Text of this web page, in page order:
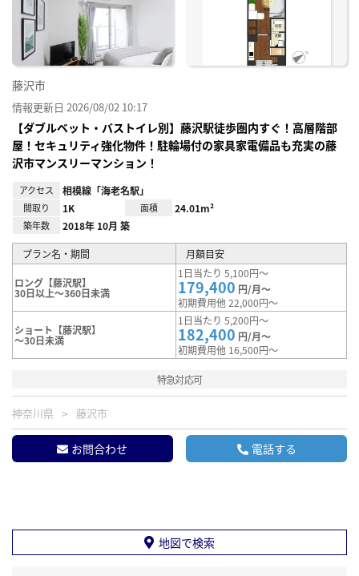
藤沢市
情報更新日 2026/08/02 10:17
【ダブルベット・バストイレ別】藤沢駅徒歩圏内すぐ！高層階部
屋！セキュリティ強化物件！駐輪場付の家具家電備品も充実の藤
沢市マンスリーマンション！
アクセス 相模線「海老名駅」
間取り 1K 面積 24.01m²
築年数 2018年 10月 築
プラン名・期間 月額目安
ロング【藤沢駅】
30日以上～360日未満
1日当たり 5,100円～
179,400 円/月～
初期費用他 22,000円～
ショート【藤沢駅】
～30日未満
1日当たり 5,200円～
182,400 円/月～
初期費用他 16,500円～
特急対応可
神奈川県 藤沢市
お問合わせ 電話する
地図で検索